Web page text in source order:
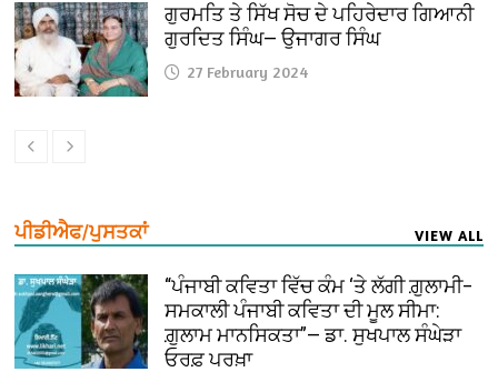
ਗੁਰਮਤਿ ਤੇ ਸਿੱਖ ਸੋਚ ਦੇ ਪਹਿਰੇਦਾਰ ਗਿਆਨੀ
ਗੁਰਦਿਤ ਸਿੰਘ— ਉਜਾਗਰ ਸਿੰਘ
27 February 2024
ਪੀਡੀਐਫ/ਪੁਸਤਕਾਂ VIEW ALL
“ਪੰਜਾਬੀ ਕਵਿਤਾ ਵਿੱਚ ਕੰਮ ‘ਤੇ ਲੱਗੀ ਗ਼ੁਲਾਮੀ–
ਸਮਕਾਲੀ ਪੰਜਾਬੀ ਕਵਿਤਾ ਦੀ ਮੂਲ ਸੀਮਾ:
ਗ਼ੁਲਾਮ ਮਾਨਸਿਕਤਾ”— ਡਾ. ਸੁਖਪਾਲ ਸੰਘੇੜਾ
ਓਰਫ਼ ਪਰਖ਼ਾ